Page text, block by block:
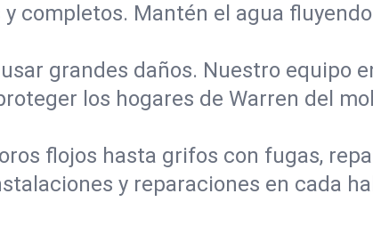
completos. Mantén el agua
grandes daños. Nuestro equipo
los hogares de Warren del
flojos hasta grifos con fugas,
y reparaciones en cada